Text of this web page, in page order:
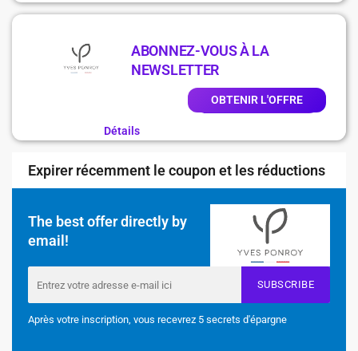
ABONNEZ-VOUS À LA
NEWSLETTER
OBTENIR L'OFFRE
Détails
Expirer récemment le coupon et les réductions
The best offer directly by
email!
SUBSCRIBE
Après votre inscription, vous recevrez 5 secrets d'épargne